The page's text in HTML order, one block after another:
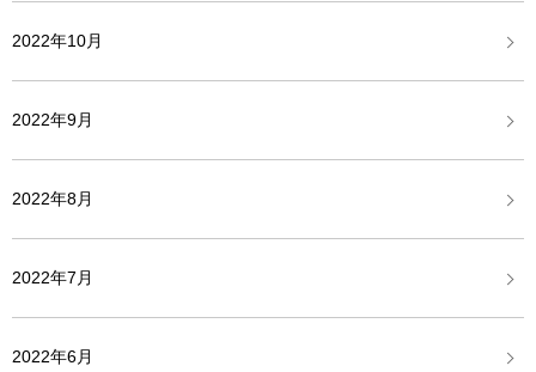
2022年10月
2022年9月
2022年8月
2022年7月
2022年6月